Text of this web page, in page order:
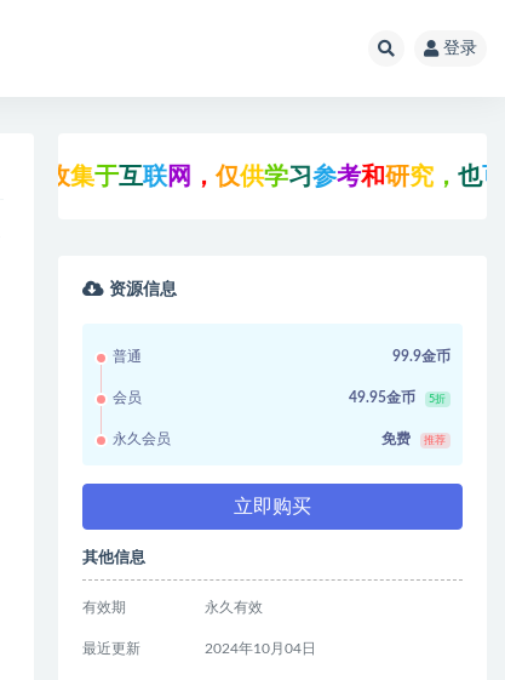
登录
互联网，仅供 学习参考和研究，也可 能存
资源信息
普通 99.9金币
会员 49.95金币 5折
永久会员 免费 推荐
立即购买
其他信息
有效期 永久有效
最近更新 2024年10月04日